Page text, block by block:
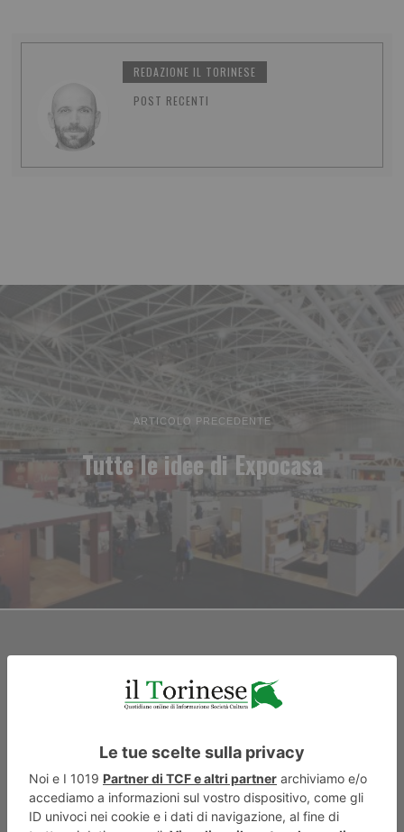
REDAZIONE IL TORINESE
POST RECENTI
ARTICOLO PRECEDENTE
Tutte le idee di Expocasa
Operarsi per non ammalarsi di
tumore. Primo studio italiano